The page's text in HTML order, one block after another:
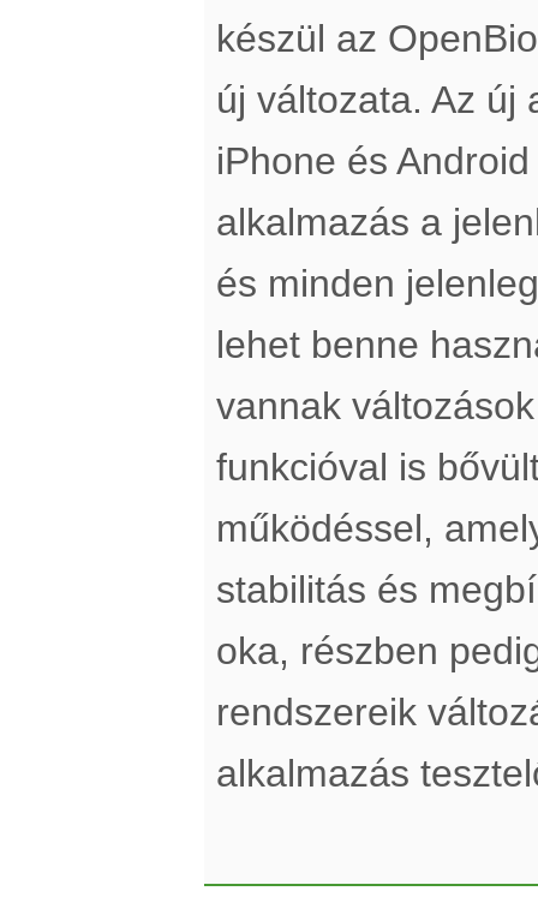
készül az
új változata. Az új
iPhone és
alkalmazás a
és minden
lehet benne
vannak
funkcióval is
működéssel,
stabilitás és
oka, részben
rendszereik
alkalmazás